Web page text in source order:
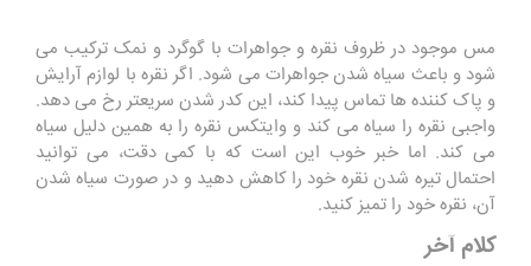
مس موجود در ظروف نقره و جواهرات با گوگرد و نمک ترکیب می
شود و باعث سیاه شدن جواهرات می شود. اگر نقره با لوازم آرایش
و پاک کننده ها تماس پیدا کند، این کدر شدن سریعتر رخ می دهد.
واجبی نقره را سیاه می کند و وایتکس نقره را به همین دلیل سیاه
می کند. اما خبر خوب این است که با کمی دقت، می توانید
احتمال تیره شدن نقره خود را کاهش دهید و در صورت سیاه شدن
آن، نقره خود را تمیز کنید.
کلام آخر